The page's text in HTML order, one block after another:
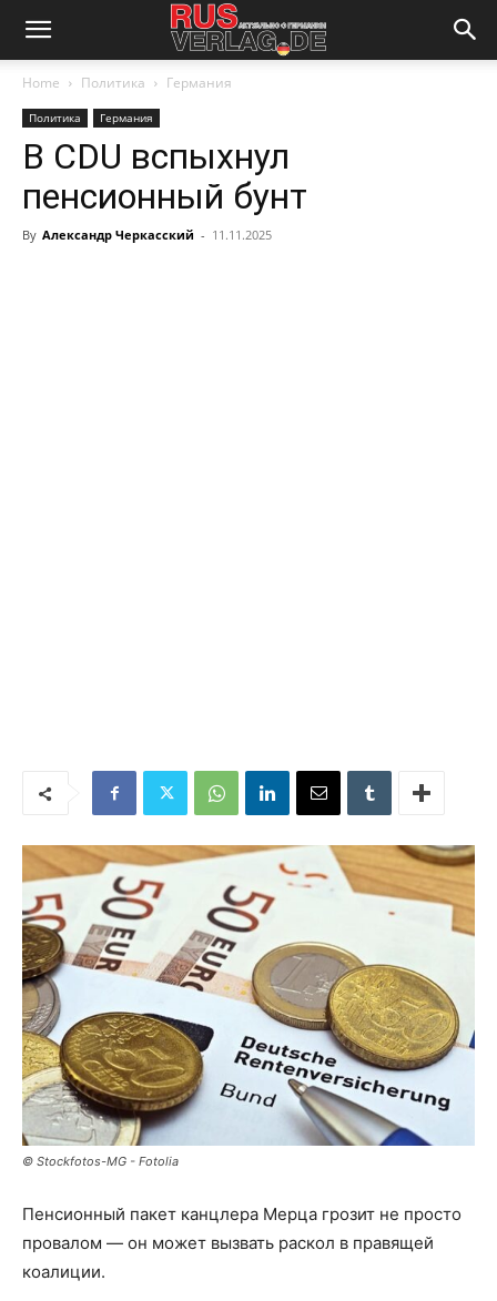
Home Политика Германия
Политика Германия
В CDU вспыхнул
пенсионный бунт
By Александр Черкасский - 11.11.2025
© Stockfotos-MG - Fotolia
Пенсионный пакет канцлера Мерца грозит не просто
провалом — он может вызвать раскол в правящей
коалиции.